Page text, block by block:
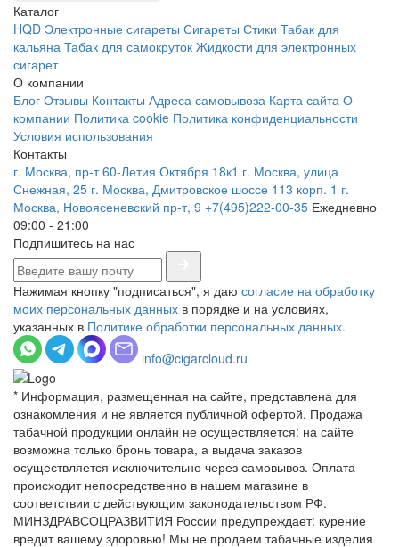
Каталог
HQD Электронные сигареты Сигареты Стики Табак для
кальяна Табак для самокруток Жидкости для электронных
сигарет
О компании
Блог Отзывы Контакты Адреса самовывоза Карта сайта О
компании Политика cookie Политика конфиденциальности
Условия использования
Контакты
г. Москва, пр-т 60-Летия Октября 18к1 г. Москва, улица
Снежная, 25 г. Москва, Дмитровское шоссе 113 корп. 1 г.
Москва, Новоясеневский пр-т, 9 +7(495)222-00-35 Ежедневно
09:00 - 21:00
Подпишитесь на нас
Нажимая кнопку "подписаться", я даю согласие на обработку
моих персональных данных в порядке и на условиях,
указанных в Политике обработки персональных данных.
info@cigarcloud.ru
* Информация, размещенная на сайте, представлена для
ознакомления и не является публичной офертой. Продажа
табачной продукции онлайн не осуществляется: на сайте
возможна только бронь товара, а выдача заказов
осуществляется исключительно через самовывоз. Оплата
происходит непосредственно в нашем магазине в
соответствии с действующим законодательством РФ.
МИНЗДРАВСОЦРАЗВИТИЯ России предупреждает: курение
вредит вашему здоровью! Мы не продаем табачные изделия